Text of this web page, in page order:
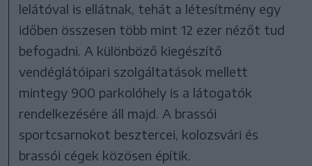
lelátóval is ellátnak, tehát a létesítmény egy
időben összesen több mint 12 ezer nézőt tud
befogadni. A különböző kiegészítő
vendéglátóipari szolgáltatások mellett
mintegy 900 parkolóhely is a látogatók
rendelkezésére áll majd. A brassói
sportcsarnokot besztercei, kolozsvári és
brassói cégek közösen építik.